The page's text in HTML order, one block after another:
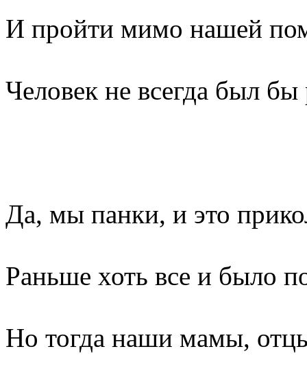
И пройти мимо нашей
Человек не всегда был бы
Да, мы панки, и это
Раньше хоть все и было
Но тогда наши мамы,